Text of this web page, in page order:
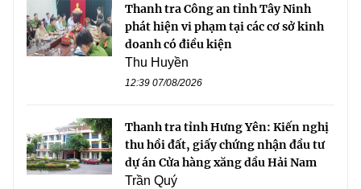
Thanh tra Công an tỉnh Tây Ninh
phát hiện vi phạm tại các cơ sở kinh
doanh có điều kiện
Thu Huyền
12:39 07/08/2026
Thanh tra tỉnh Hưng Yên: Kiến nghị
thu hồi đất, giấy chứng nhận đầu tư
dự án Cửa hàng xăng dầu Hải Nam
Trần Quý